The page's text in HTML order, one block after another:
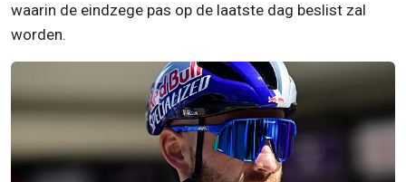
waarin de eindzege pas op de laatste dag beslist zal
worden.